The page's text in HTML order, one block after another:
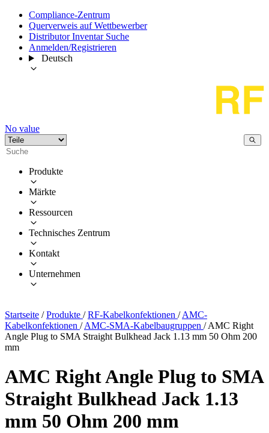
Compliance-Zentrum
Querverweis auf Wettbewerber
Distributor Inventar Suche
Anmelden/Registrieren
Deutsch
No value
Produkte
Märkte
Ressourcen
Technisches Zentrum
Kontakt
Unternehmen
Startseite / Produkte / RF-Kabelkonfektionen / AMC-
Kabelkonfektionen / AMC-SMA-Kabelbaugruppen / AMC Right
Angle Plug to SMA Straight Bulkhead Jack 1.13 mm 50 Ohm 200
mm
AMC Right Angle Plug to SMA
Straight Bulkhead Jack 1.13
mm 50 Ohm 200 mm